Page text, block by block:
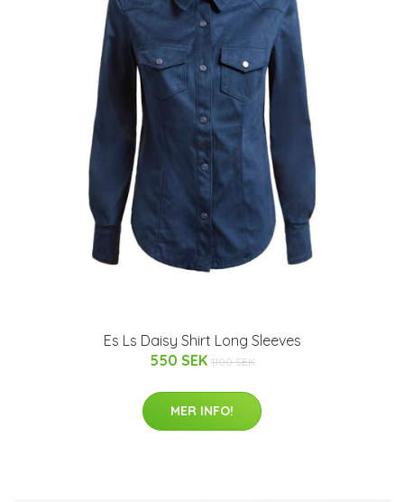
Es Ls Daisy Shirt Long Sleeves
550 SEK 1100 SEK
MER INFO!